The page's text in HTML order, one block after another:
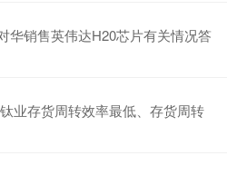
华销售英伟达H20芯片有关情况答
业存货周转效率最低、存货周转